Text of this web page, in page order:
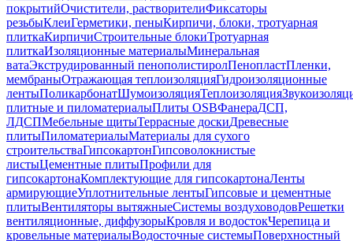
покрытийОчистители, растворителиФиксаторы
резьбыКлеиГерметики, пеныКирпичи, блоки, тротуарная
плиткаКирпичиСтроительные блокиТротуарная
плиткаИзоляционные материалыМинеральная
ватаЭкструдированный пенополистиролПенопластПленки,
мембраныОтражающая теплоизоляцияГидроизоляционные
лентыПоликарбонатШумоизоляцияТеплоизоляция
плитные и пиломатериалыПлиты OSBФанераДСП,
ЛДСПМебельные щитыТеррасные доскиДревесные
плитыПиломатериалыМатериалы для сухого
строительстваГипсокартонГипсоволокнистые
листыЦементные плитыПрофили для
гипсокартонаКомплектующие для гипсокартонаЛенты
армирующиеУплотнительные лентыГипсовые и цементные
плитыВентиляторы вытяжныеСистемы воздуховодовРешетки
вентиляционные, диффузорыКровля и водостокЧерепица и
кровельные материалыВодосточные системыПоверхностный